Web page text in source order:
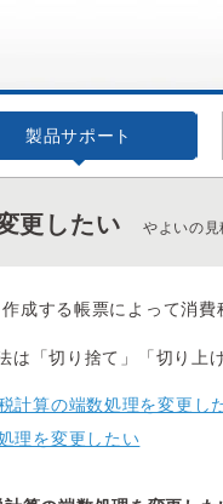
製品サポート
更したい やよいの
成する帳票によって消
は「切り捨て」「切り上
計算の端数処理を変更し
理を変更したい